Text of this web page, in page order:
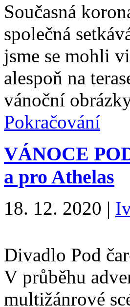
Současná
společná
jsme se mohli
alespoň na
vánoční
Pokračování
VÁNOCE
a pro Athelas
18. 12. 2020 |
Divadlo Pod
V průběhu
multižánrové